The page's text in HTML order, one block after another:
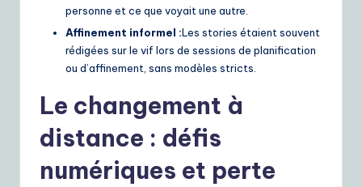
personne et ce que voyait une autre.
Affinement informel :Les stories étaient souvent
rédigées sur le vif lors de sessions de planification
ou d’affinement, sans modèles stricts.
Le changement à
distance : défis
numériques et perte